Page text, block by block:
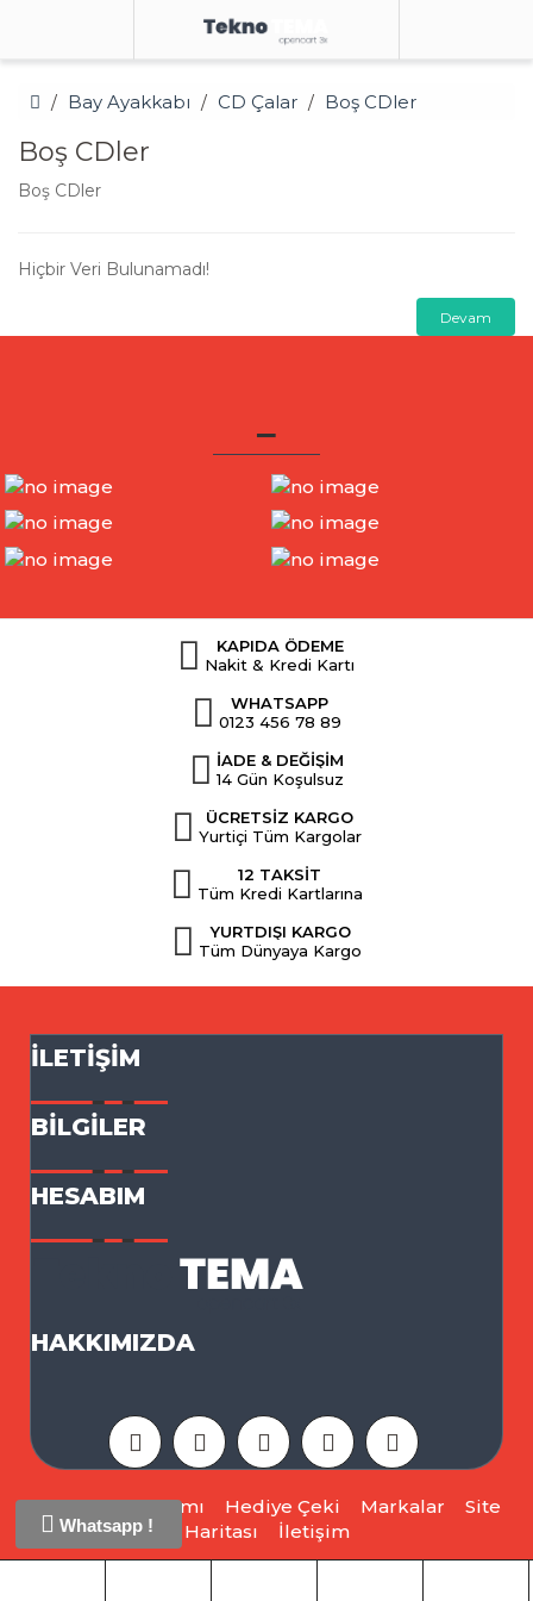
Bay Ayakkabı CD Çalar Boş CDler
Boş CDler
Boş CDler
Hiçbir Veri Bulunamadı!
Devam
Whatsapp !
KAPIDA ÖDEME
Nakit & Kredi Kartı
WHATSAPP
0123 456 78 89
İADE & DEĞİŞİM
14 Gün Koşulsuz
ÜCRETSİZ KARGO
Yurtiçi Tüm Kargolar
12 TAKSİT
Tüm Kredi Kartlarına
YURTDIŞI KARGO
Tüm Dünyaya Kargo
İLETIŞIM
BILGILER
HESABIM
HAKKIMIZDA
Ortaklık Programı Hediye Çeki Markalar
Site
Haritası
İletişim
Opencart 3x Tekno Tema © 2026 - Tüm Hakları